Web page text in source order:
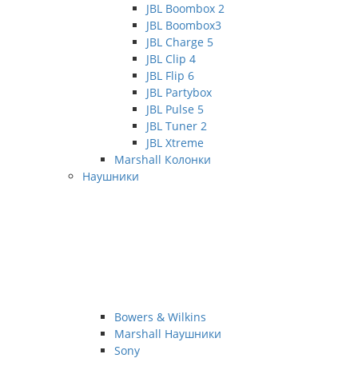
JBL Boombox 2
JBL Boombox3
JBL Charge 5
JBL Clip 4
JBL Flip 6
JBL Partybox
JBL Pulse 5
JBL Tuner 2
JBL Xtreme
Marshall Колонки
Наушники
Bowers & Wilkins
Marshall Наушники
Sony